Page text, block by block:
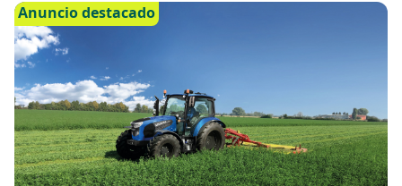
Anuncio destacado